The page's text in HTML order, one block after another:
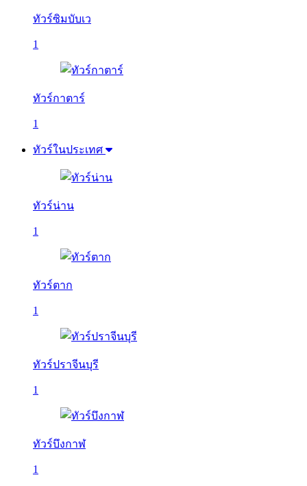
ทัวร์ซิมบับเว
1
ทัวร์กาตาร์
1
ทัวร์ในประเทศ
ทัวร์น่าน
1
ทัวร์ตาก
1
ทัวร์ปราจีนบุรี
1
ทัวร์บึงกาฬ
1